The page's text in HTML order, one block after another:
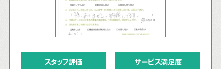
スタッフ評価 サービス満足度